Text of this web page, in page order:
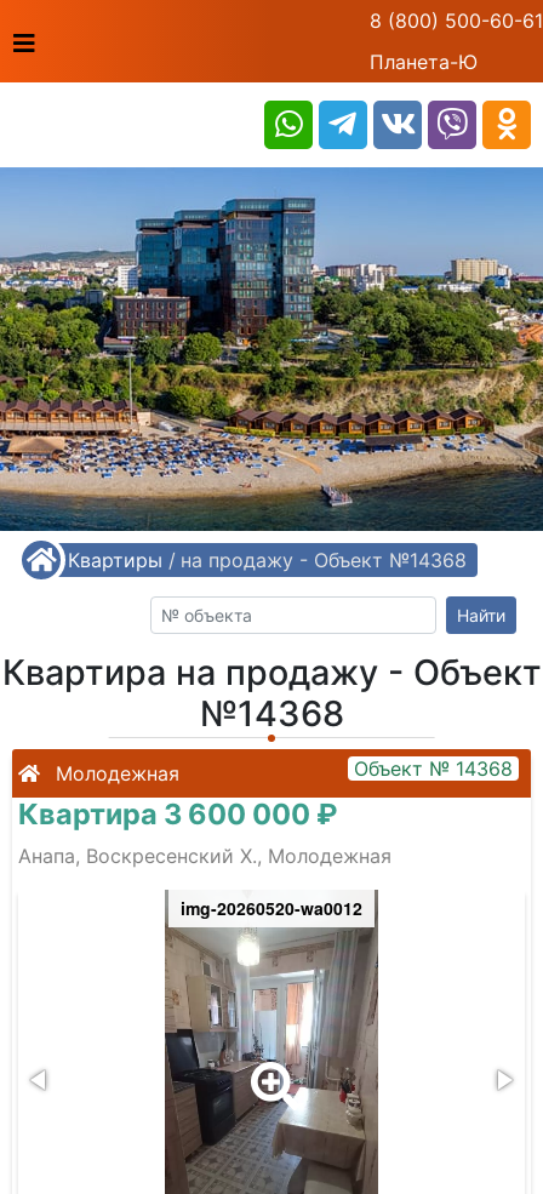
8 (800) 500-60-61
Планета-Ю
/ Квартиры /
Квартира на продажу - Объект №14368
Найти
Квартира на продажу - Объект
№14368
Молодежная Объект № 14368
Квартира 3 600 000 ₽
Анапа, Воскресенский Х., Молодежная
img-20260520-wa0012